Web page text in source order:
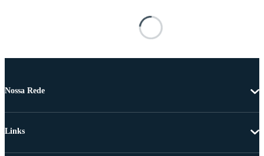
Nossa Rede
Links